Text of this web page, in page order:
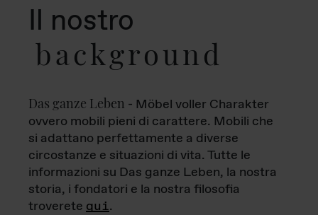
Il nostro
background
Das ganze Leben - Möbel voller Charakter
ovvero mobili pieni di carattere. Mobili che
si adattano perfettamente a diverse
circostanze e situazioni di vita. Tutte le
informazioni su Das ganze Leben, la nostra
storia, i fondatori e la nostra filosofia
troverete qui.